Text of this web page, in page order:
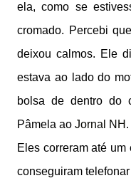
ela, como se
cromado. Percebi
deixou calmos. Ele
estava ao lado do
bolsa de dentro do
Pâmela ao Jornal NH .
Eles correram até
conseguiram